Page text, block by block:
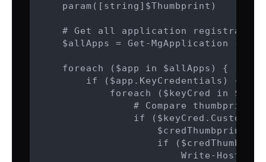
    param([string]$Thumbprint)
# Get all application
    $allApps = Get-MgApplication -All
    foreach ($app in $allApps) {
        if ($app.KeyCredentials) {
foreach ($keyCred in
# Compare thumbprints
if
$credThumbprint =
if
Write-Host